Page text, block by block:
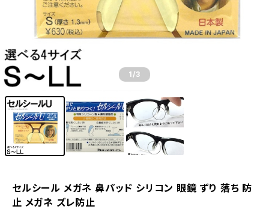
1 /3
セルシール メガネ 鼻パッド シリコン 眼鏡 ずり 落ち 防
止 メガネ ズレ防止